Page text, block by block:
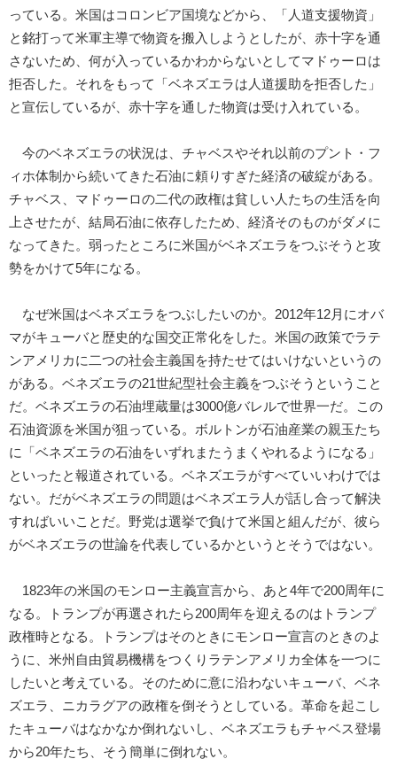
っている。米国はコロンビア国境などから、「人道支援物資」
と銘打って米軍主導で物資を搬入しようとしたが、赤十字を通
さないため、何が入っているかわからないとしてマドゥーロは
拒否した。それをもって「ベネズエラは人道援助を拒否した」
と宣伝しているが、赤十字を通した物資は受け入れている。
今のベネズエラの状況は、チャベスやそれ以前のプント・フ
ィホ体制から続いてきた石油に頼りすぎた経済の破綻がある。
チャベス、マドゥーロの二代の政権は貧しい人たちの生活を向
上させたが、結局石油に依存したため、経済そのものがダメに
なってきた。弱ったところに米国がベネズエラをつぶそうと攻
勢をかけて5年になる。
なぜ米国はベネズエラをつぶしたいのか。2012年12月にオバ
マがキューバと歴史的な国交正常化をした。米国の政策でラテ
ンアメリカに二つの社会主義国を持たせてはいけないというの
がある。ベネズエラの21世紀型社会主義をつぶそうということ
だ。ベネズエラの石油埋蔵量は3000億バレルで世界一だ。この
石油資源を米国が狙っている。ボルトンが石油産業の親玉たち
に「ベネズエラの石油をいずれまたうまくやれるようになる」
といったと報道されている。ベネズエラがすべていいわけでは
ない。だがベネズエラの問題はベネズエラ人が話し合って解決
すればいいことだ。野党は選挙で負けて米国と組んだが、彼ら
がベネズエラの世論を代表しているかというとそうではない。
1823年の米国のモンロー主義宣言から、あと4年で200周年に
なる。トランプが再選されたら200周年を迎えるのはトランプ
政権時となる。トランプはそのときにモンロー宣言のときのよ
うに、米州自由貿易機構をつくりラテンアメリカ全体を一つに
したいと考えている。そのために意に沿わないキューバ、ベネ
ズエラ、ニカラグアの政権を倒そうとしている。革命を起こし
たキューバはなかなか倒れないし、ベネズエラもチャベス登場
から20年たち、そう簡単に倒れない。